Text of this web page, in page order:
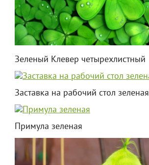
Зеленый Клевер четырехлистный
Заставка на рабочий стол зеленая
Примула зеленая